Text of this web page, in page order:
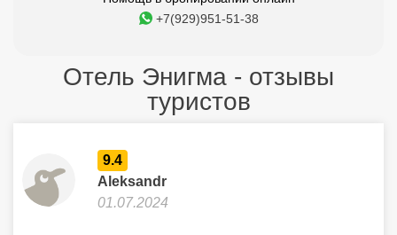
+7(929)951-51-38
Отель Энигма - отзывы
туристов
9.4
Aleksandr
01.07.2024